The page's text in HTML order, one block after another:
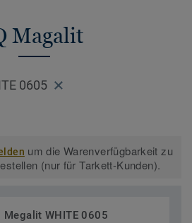
Magalit
0605
um die Warenverfügbarkeit zu
(nur für Tarkett-Kunden).
Megalit WHITE 0605